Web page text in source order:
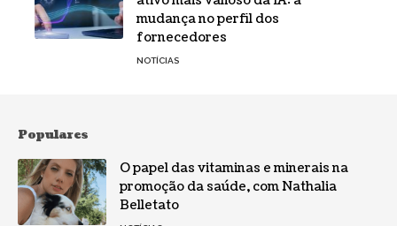
mudança no perfil dos
fornecedores
NOTÍCIAS
Populares
O papel das vitaminas e minerais na
promoção da saúde, com Nathalia
Belletato